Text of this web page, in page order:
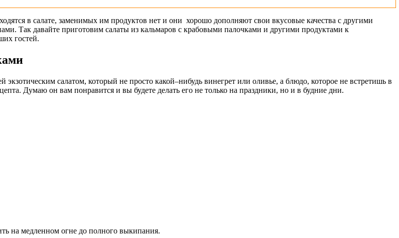
в салате, заменимых им продуктов нет и они хорошо дополняют свои вкусовые качества с другими
Так давайте приготовим салаты из кальмаров с крабовыми палочками и другими продуктами к
гостей.
салатом, который не просто какой–нибудь винегрет или оливье, а блюдо, которое не встретишь в
Думаю он вам понравится и вы будете делать его не только на праздники, но и в будние дни.
на медленном огне до полного выкипания.